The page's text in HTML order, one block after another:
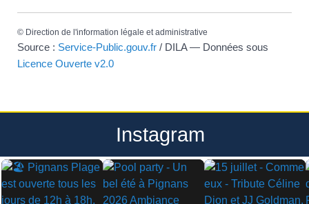
© Direction de l'information légale et administrative
Source : Service-Public.gouv.fr / DILA — Données sous
Licence Ouverte v2.0
Instagram